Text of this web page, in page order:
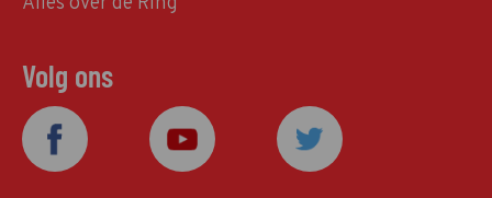
Volg ons